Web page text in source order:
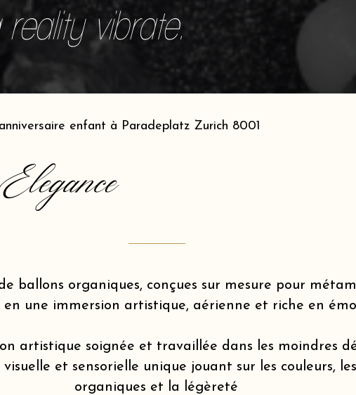
vibrate.
enfant à Paradeplatz Zurich 8001
Elegance
ballons organiques, conçues sur mesure pour
une immersion artistique, aérienne et riche en
artistique soignée et travaillée dans les moindres
et sensorielle unique jouant sur les couleurs,
organiques et la légèreté